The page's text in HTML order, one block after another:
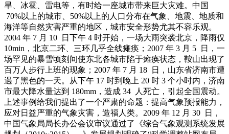
旱、冰雹、雷电等，有时给一座城市带来巨大灾难。中国
70%以上的城市、50%以上的人口分布在气象、地震、地质和
海洋等自然灾害严重的地区，城市安全形势尤其不容乐观。
2004 年 7 月 10 日下午 4 时开始，一场大雨突袭北京，降雨仅
10min，北京二环、三环几乎全线瘫痪；2007 年 3 月 5 日，一
场罕见的暴雪顷刻间使东北各城市陷于瘫痪状态，鞍山出现了
百万人步行上班的现象；2007 年 7 月 18 日，山东省济南市遭
遇了黑色的一天。从下午 17 时到晚上 20 时 3 个小时内，济南
市最大降水量达到 180mm，造成 34 人死亡，引起全国震动。
上述事例给我们提出了一个严肃的命题：提高气象预报能力，
应对日益严重的气象灾害，造福人类。2009 年 12 月 30 日，
中国气象局局长办公会议审议通过了《综合气象观测系统发展